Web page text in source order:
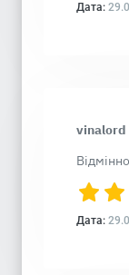
Дата:
vinalord
Дата: